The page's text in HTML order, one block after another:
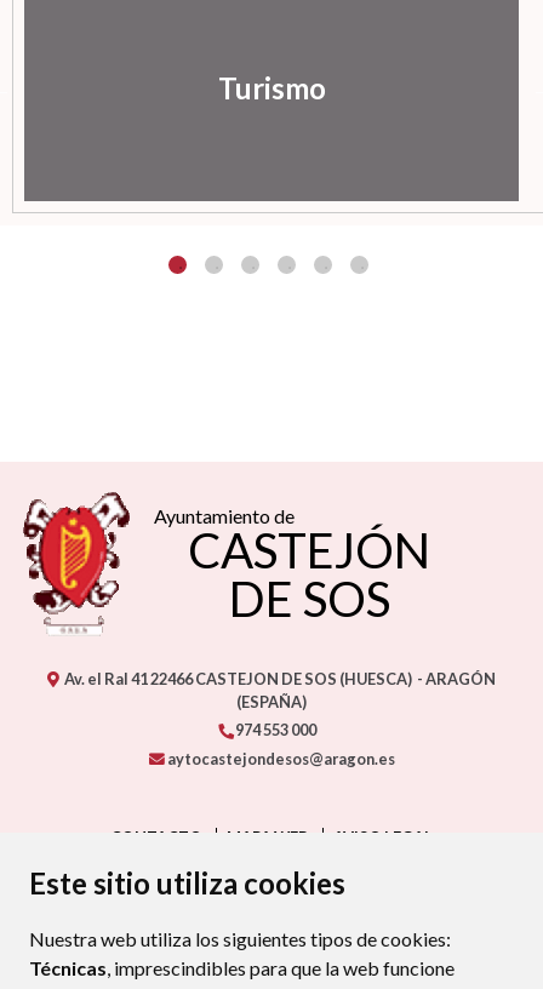
Este sitio utiliza cookies
Nuestra web utiliza los siguientes tipos de cookies:
Técnicas, imprescindibles para que la web funcione
Turismo
Ayuntamiento de
CASTEJÓN
DE SOS
Av. el Ral 4122466CASTEJON DE SOS (HUESCA) - ARAGÓN
(ESPAÑA)
974 553 000
aytocastejondesos@aragon.es
CONTACTO MAPA WEB
AVISO LEGAL
PROTECCIÓN DE DATOS
POLÍTICA DE COOKIES